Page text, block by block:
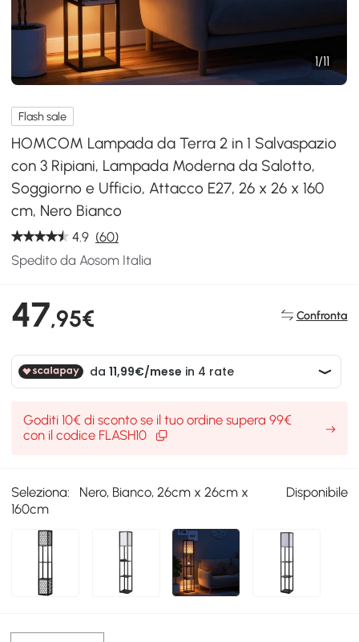
1/11
Flash sale
HOMCOM Lampada da Terra 2 in 1 Salvaspazio
con 3 Ripiani, Lampada Moderna da Salotto,
Soggiorno e Ufficio, Attacco E27, 26 x 26 x 160
cm, Nero Bianco
4.9 (60)
Spedito da Aosom Italia
47,95€ Confronta
Goditi 10€ di sconto se il tuo ordine supera 99€
con il codice FLASH10
Seleziona:
Nero, Bianco, 26cm x 26cm x
160cm
Disponibile